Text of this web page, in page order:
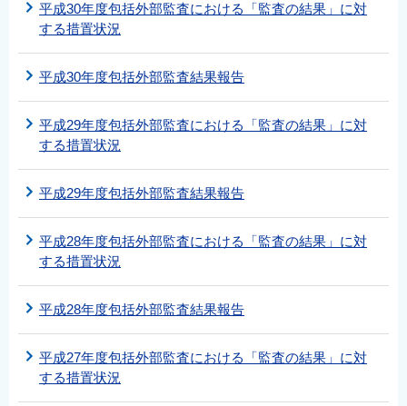
平成30年度包括外部監査における「監査の結果」に対
する措置状況
平成30年度包括外部監査結果報告
平成29年度包括外部監査における「監査の結果」に対
する措置状況
平成29年度包括外部監査結果報告
平成28年度包括外部監査における「監査の結果」に対
する措置状況
平成28年度包括外部監査結果報告
平成27年度包括外部監査における「監査の結果」に対
する措置状況